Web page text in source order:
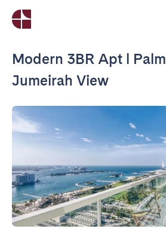
Modern 3BR Apt l Palm
Jumeirah View